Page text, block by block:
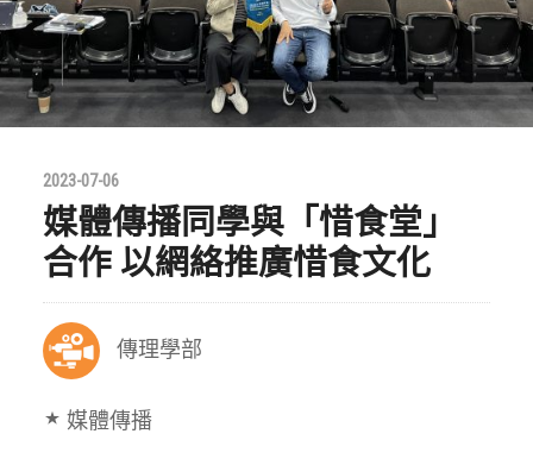
2023-07-06
媒體傳播同學與「惜食堂」
合作 以網絡推廣惜食文化
傳理學部
媒體傳播